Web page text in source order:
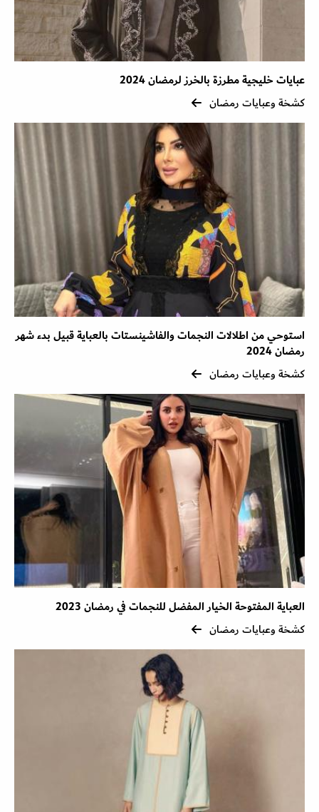
عبايات خليجية مطرزة بالخرز لرمضان 2024
كشخة وعبايات رمضان
استوحي من اطلالات النجمات والفاشينستات بالعباية قبيل بدء شهر
رمضان 2024
كشخة وعبايات رمضان
العباية المفتوحة الخيار المفضل للنجمات في رمضان 2023
كشخة وعبايات رمضان